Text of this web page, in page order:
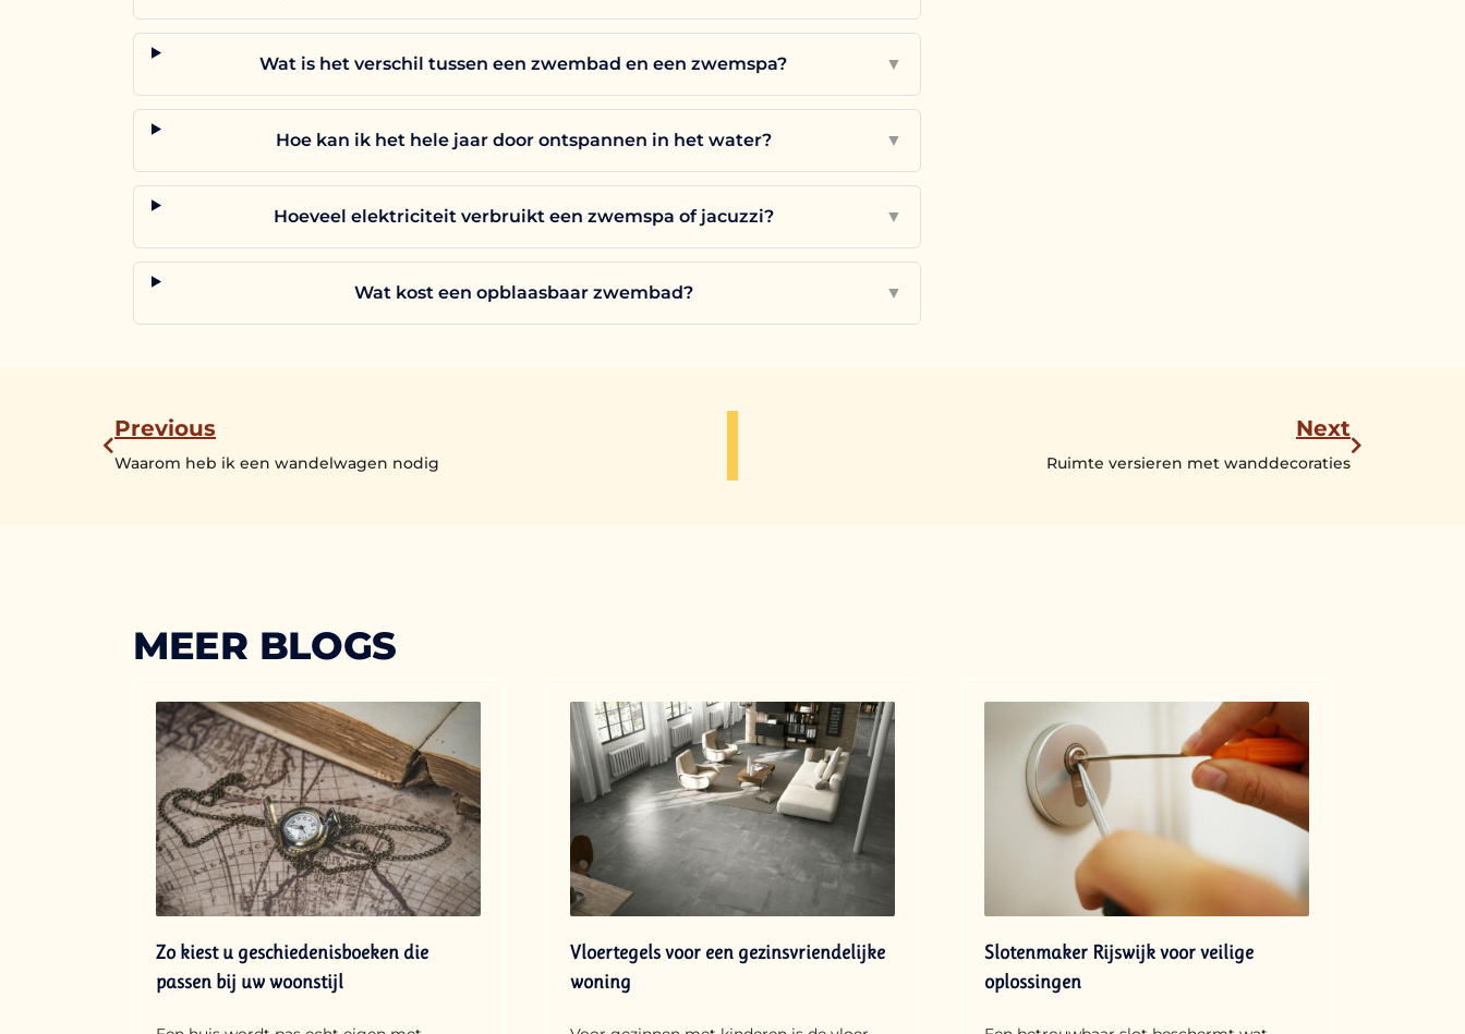
Wat is het verschil tussen een zwembad en een zwemspa? ▼
Hoe kan ik het hele jaar door ontspannen in het water? ▼
Hoeveel elektriciteit verbruikt een zwemspa of jacuzzi? ▼
Wat kost een opblaasbaar zwembad? ▼
Previous
Waarom heb ik een wandelwagen nodig
Next
Ruimte versieren met wanddecoraties
MEER BLOGS
Zo kiest u geschiedenisboeken die
passen bij uw woonstijl
Vloertegels voor een gezinsvriendelijke
woning
Slotenmaker Rijswijk voor veilige
oplossingen